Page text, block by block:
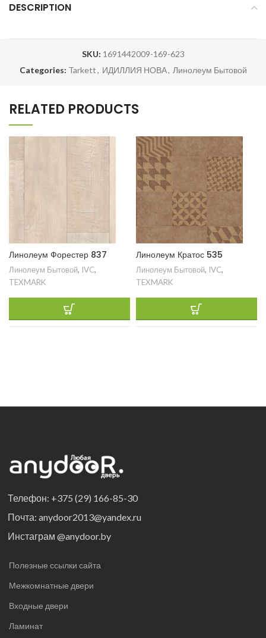
DESCRIPTION
SKU: 1691442009-169-623
Categories: Tarkett, ИДИЛЛИЯ НОВА, Линолеум Бытовой
RELATED PRODUCTS
Линолеум Форестер 837
Линолеум Бытовой, IVC,
TEXMARK
Линолеум Кратос 535
Линолеум Бытовой, IVC,
TEXMARK
Телефон: +375 (29) 166-85-30
Почта: anydoor2013@yandex.ru
Инстаграм @anydoor.by
Полезные ссылки сайта
Межкомнатные двери
Входные двери
Ламинат